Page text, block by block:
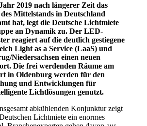
2019 nach längerer Zeit das
Mittelstands in Deutschland
hat, legt die Deutsche Lichtmiete
an Dynamik zu. Der LED-
reagiert auf die deutlich gestiegene
Light as a Service (LaaS) und
Niedersachsen einen neuen
Die frei werdenden Räume am
in Oldenburg werden für den
und Entwicklungen für
Lichtlösungen genutzt.
abkühlenden Konjunktur zeigt
Lichtmiete ein enormes